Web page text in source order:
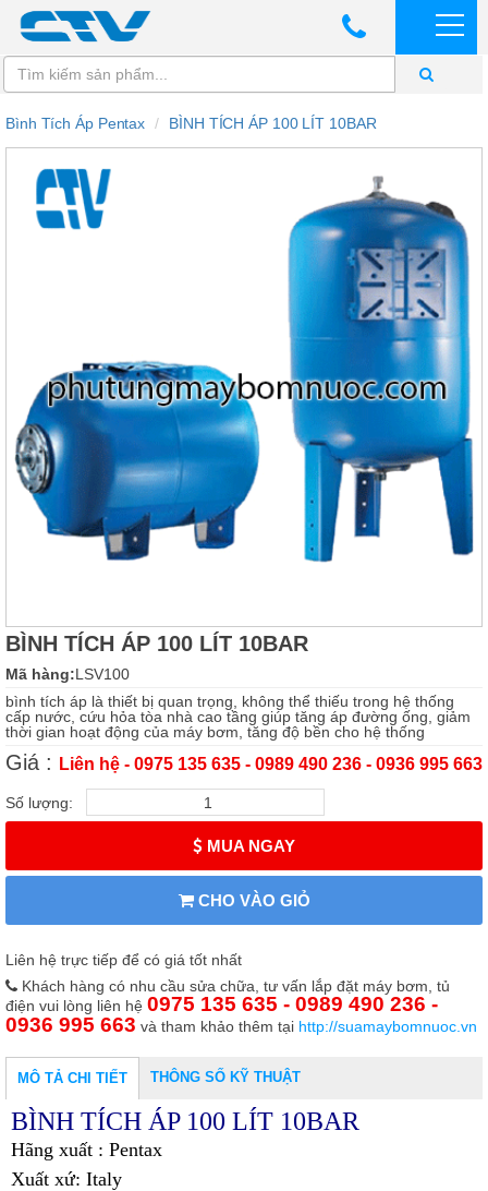
Bình Tích Áp Pentax BÌNH TÍCH ÁP 100 LÍT 10BAR
BÌNH TÍCH ÁP 100 LÍT 10BAR
Mã hàng:LSV100
bình tích áp là thiết bị quan trọng, không thể thiếu trong hệ thống
cấp nước, cứu hỏa tòa nhà cao tầng giúp tăng áp đường ống, giảm
thời gian hoạt động của máy bơm, tăng độ bền cho hệ thống
Giá : Liên hệ - 0975 135 635 - 0989 490 236 - 0936 995 663
Số lượng:
MUA NGAY
CHO VÀO GIỎ
Liên hệ trực tiếp để có giá tốt nhất
Khách hàng có nhu cầu sửa chữa, tư vấn lắp đặt máy bơm, tủ
điện vui lòng liên hệ 0975 135 635 - 0989 490 236 -
0936 995 663 và tham khảo thêm tại http://suamaybomnuoc.vn
MÔ TẢ CHI TIẾT THÔNG SỐ KỸ THUẬT
BÌNH TÍCH ÁP 100 LÍT 10BAR
Hãng xuất : Pentax
Xuất xứ: Italy